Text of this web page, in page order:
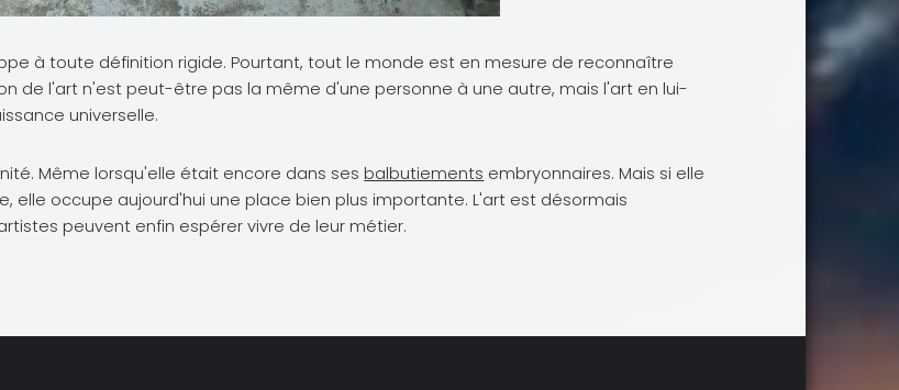
à toute définition rigide. Pourtant, tout le monde est en mesure de reconnaître
de l'art n'est peut-être pas la même d'une personne à une autre, mais l'art en lui-
universelle.
Même lorsqu'elle était encore dans ses balbutiements embryonnaires. Mais si elle
elle occupe aujourd'hui une place bien plus importante. L'art est désormais
peuvent enfin espérer vivre de leur métier.